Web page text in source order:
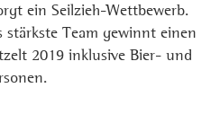
ein Seilzieh-Wettbewerb.
Team gewinnt einen
2019 inklusive Bier- und